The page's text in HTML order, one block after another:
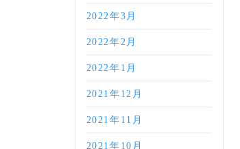
2022年3月
2022年2月
2022年1月
2021年12月
2021年11月
2021年10月